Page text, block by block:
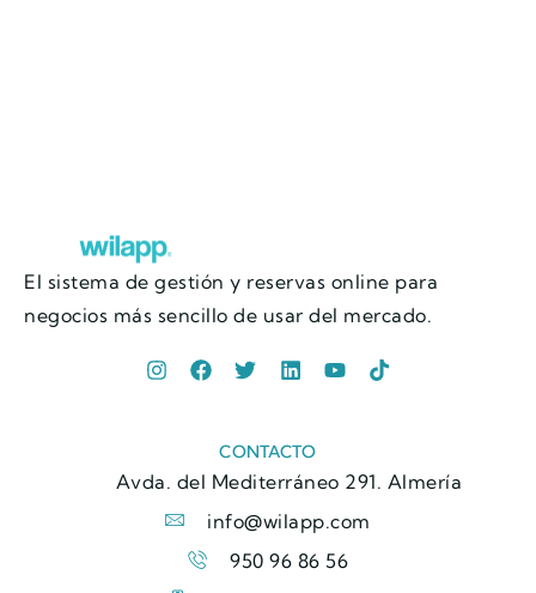
El sistema de gestión y reservas online para
negocios más sencillo de usar del mercado.
CONTACTO
Avda. del Mediterráneo 291. Almería
info@wilapp.com
950 96 86 56